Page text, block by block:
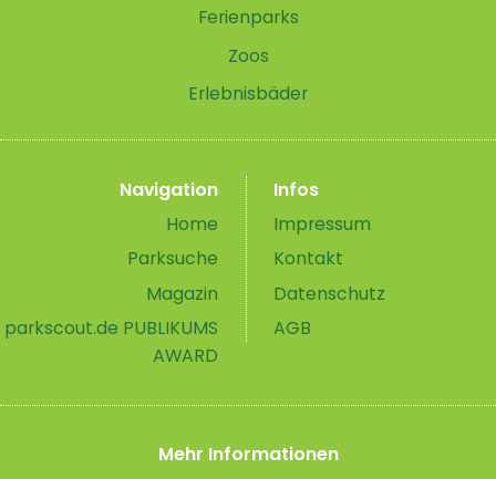
Ferienparks
Zoos
Erlebnisbäder
Navigation
Home
Parksuche
Magazin
parkscout.de PUBLIKUMS
AWARD
Infos
Impressum
Kontakt
Datenschutz
AGB
Mehr Informationen